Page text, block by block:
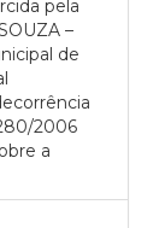
pela
–
de
2006
a